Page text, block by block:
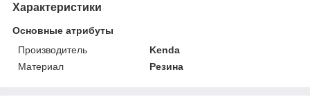
Характеристики
Основные атрибуты
Производитель
Kenda
Материал
Резина